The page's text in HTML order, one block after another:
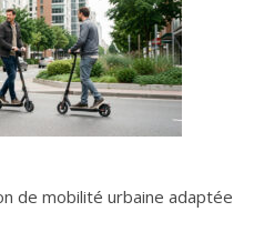
de mobilité urbaine adaptée